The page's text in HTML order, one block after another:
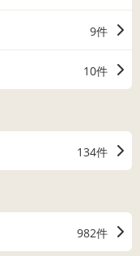
9件
10件
134件
982件